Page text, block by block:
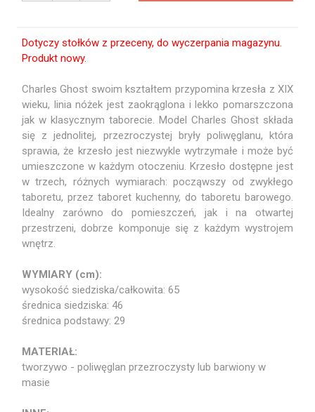
Dotyczy stołków z przeceny, do wyczerpania magazynu.
Produkt nowy.
Charles Ghost swoim kształtem przypomina krzesła z XIX
wieku, linia nóżek jest zaokrąglona i lekko pomarszczona
jak w klasycznym taborecie. Model Charles Ghost składa
się z jednolitej, przezroczystej bryły poliwęglanu, która
sprawia, że krzesło jest niezwykle wytrzymałe i może być
umieszczone w każdym otoczeniu. Krzesło dostępne jest
w trzech, różnych wymiarach: począwszy od zwykłego
taboretu, przez taboret kuchenny, do taboretu barowego.
Idealny zarówno do pomieszczeń, jak i na otwartej
przestrzeni, dobrze komponuje się z każdym wystrojem
wnętrz.
WYMIARY (cm):
wysokość siedziska/całkowita: 65
średnica siedziska: 46
średnica podstawy: 29
MATERIAŁ:
tworzywo - poliwęglan przezroczysty lub barwiony w
masie